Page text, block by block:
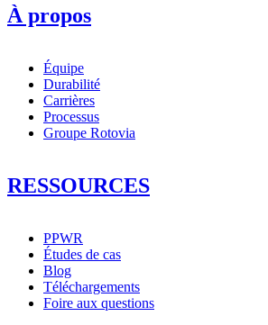
À propos
Équipe
Durabilité
Carrières
Processus
Groupe Rotovia
RESSOURCES
PPWR
Études de cas
Blog
Téléchargements
Foire aux questions